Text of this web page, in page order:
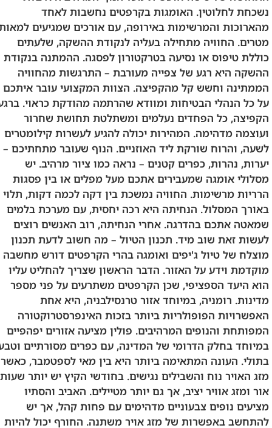
נשכחת לחלוטין. האומגות בקרפטים נחשבות לאחד
מהארוכות והמרשימות באירופה, עם אורכים שמגיעים למאות
מטרים. החוויה מתחילה בעליה לנקודת ההשקה, שלעתים
כוללת טיפוס או נסיעה בטרקטורון לפסגה. ההמתנה בנקודת
ההשקה היא רגע של צפייה מעורבת – התרגשות מהחוויה
הממתינה וחשש קל מהקפיצה. הצוות המקצועי עובר איתכם
על כל הנהלי הבטיחות ומוודא שהרתמה מהודקת כראוי. ברגע
הקפיצה, כל הפחדים נעלמים ומשתלטת תחושת שחרור
ועוצמה מדהימה. המהירות יכולה להגיע לעשרות קילומטרים
לשעה, והרוח שורקת ליד האוזניים. הנוף שעובר מתחתיכם –
יערות, נהרות, כפרים קטנים – נראה כמו ציור מרהיב. יש
מסלולי אומגה שמעבירים אתכם מעל מפלים או בין פסגות
הרריות מרשימות. החוויה נמשכת בין דקה לכמה דקות, תלוי
באורך המסלול. הנחיתה היא רכה יחסית, עם מערכת בלמים
שמאטה אתכם בהדרגה. אחרי הנחיתה, רוב האנשים רוצים
לעשות זאת שוב מיד. תכנון הטיול – מה חשוב לדעת תכנון
מוצלח של טיול ג'יפים ואומגה בהרי הקרפטים דורש מחשבה
מוקדמת וידע על האזור. הדבר הראשון שצריך להחליט עליו
הוא היעד הספציפי, שכן הקרפטים משתרעים על פני מספר
מדינות. רומניה, במיוחד אזור טרנסילבניה, היא אחת
האפשרויות הפופולריות ביותר בזכות האינפרסטרוקטורה
המפותחת והנופים המרהיבים. פולין מציעה אזורים יפהפיים
במיוחד בחלק הדרומי של המדינה, עם כפרים מסורתיים וטבע
בתולי. העונה המתאימה ביותר היא בין מאי לספטמבר, כאשר
מזג האויר נוח והשבילים נגישים. בחודשי הקיץ יש יותר שעות
אור ומזג אוויר יציב, אך גם יותר מטיילים. האביב והסתיו
מציעים נופים צבעוניים מדהימים עם פחות קהל, אך יש
להתחשב באפשרות של מזג אויר משתנה. החורף יכול להיות